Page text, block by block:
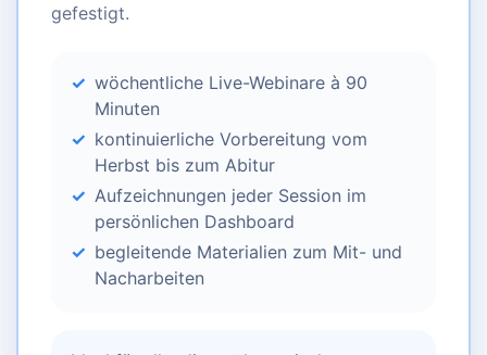
gefestigt.
wöchentliche Live-Webinare à 90
Minuten
kontinuierliche Vorbereitung vom
Herbst bis zum Abitur
Aufzeichnungen jeder Session im
persönlichen Dashboard
begleitende Materialien zum Mit- und
Nacharbeiten